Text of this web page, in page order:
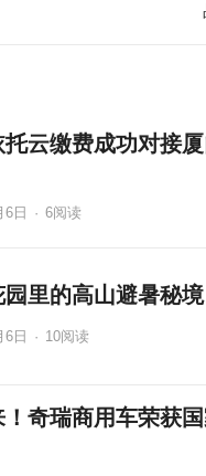
云缴费成功对接
6日 · 6阅读
里的高山避暑秘
6日 · 10阅读
奇瑞商用车荣获